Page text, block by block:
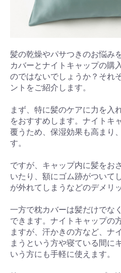
髪の乾燥やパサつきのお悩み
カバーとナイトキャップの購
のではないでしょうか？それ
ントをご紹介します。
まず、特に髪のケアに力を入
をおすすめします。ナイトキ
覆うため、保湿効果も高まり
す。
ですが、キャップ内に髪をお
いたり、額にゴム跡がついて
が外れてしまうなどのデメリ
一方で枕カバーは髪だけでな
できます。ナイトキャップの
ますが、汗かきの方など、ナ
まうという方や寝ている間に
いう方にも手軽に使えます。